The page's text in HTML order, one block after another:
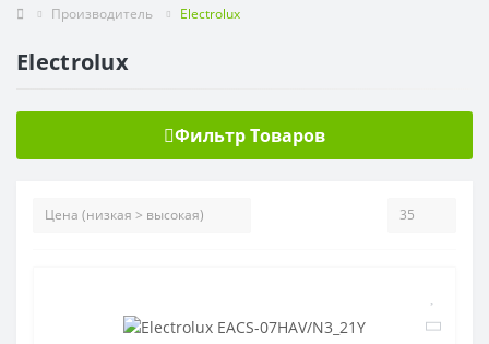
Производитель Electrolux
Electrolux
Фильтр Товаров